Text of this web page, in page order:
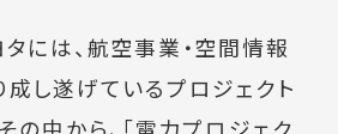
には、航空事業・空間情報
し遂げているプロジェクト